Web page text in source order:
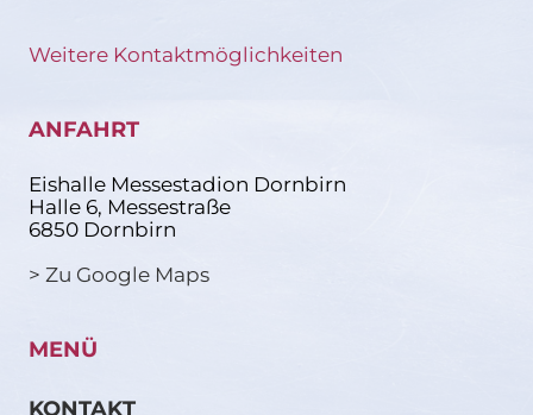
Weitere Kontaktmöglichkeiten
ANFAHRT
Eishalle Messestadion Dornbirn
Halle 6, Messestraße
6850 Dornbirn
> Zu Google Maps
MENÜ
KONTAKT